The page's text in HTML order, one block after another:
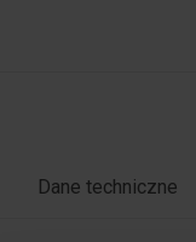
Dane techniczne